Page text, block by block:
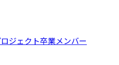
ジェクト卒業メンバー